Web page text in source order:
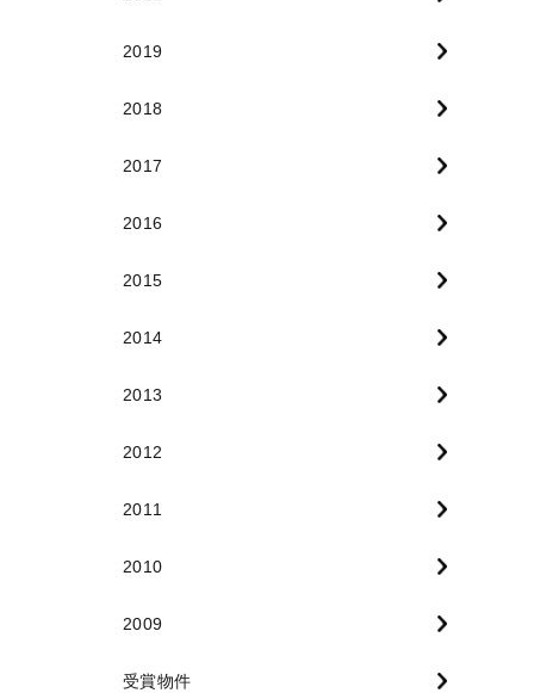
2019
2018
2017
2016
2015
2014
2013
2012
2011
2010
2009
受賞物件